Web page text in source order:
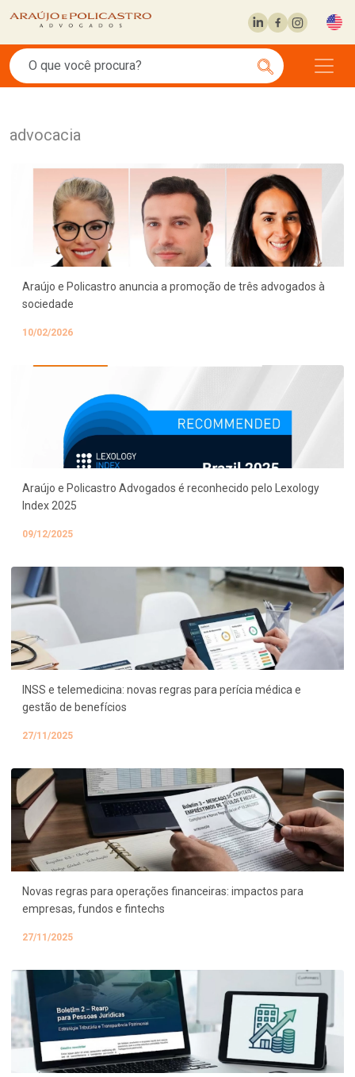
advocacia
Araújo e Policastro anuncia a promoção de três advogados à
sociedade
10/02/2026
Araújo e Policastro Advogados é reconhecido pelo Lexology
Index 2025
09/12/2025
INSS e telemedicina: novas regras para perícia médica e
gestão de benefícios
27/11/2025
Novas regras para operações financeiras: impactos para
empresas, fundos e fintechs
27/11/2025